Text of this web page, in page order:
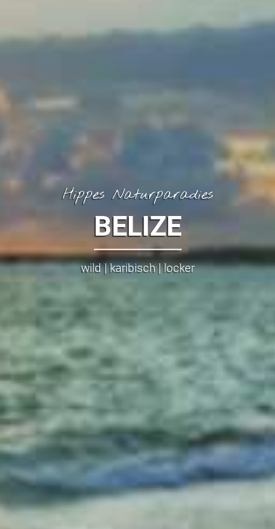
Hippes Naturparadies
BELIZE
wild | karibisch | locker